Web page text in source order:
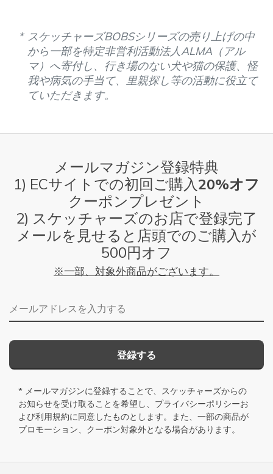
スケッチャーズBOBSシリーズの売り上げの中
から一部を特定非営利活動法人ALMA（アル
マ）へ寄付し、行き場のない犬や猫の保護、怪
我や病気の手当て、里親探し等の活動に役立て
ていただきます。
メールマガジン登録特典
1) ECサイトでの初回ご購入20%オフ
クーポンプレゼント
2) スケッチャーズのお店で登録完了
メールを見せると店頭でのご購入が
500円オフ
※一部、対象外商品がございます。
メールアドレス
登録する
* メールマガジンに登録することで、スケッチャーズからの
お知らせを受け取ることを希望し、 プライバシーポリシーお
よび利用規約に同意したものとします。また、一部の商品が
プロモーション、クーポン対象外となる場合があります。